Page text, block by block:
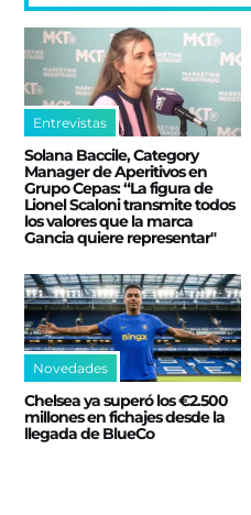
Entrevistas
Solana Baccile, Category
Manager de Aperitivos en
Grupo Cepas: “La figura de
Lionel Scaloni transmite todos
los valores que la marca
Gancia quiere representar"
Novedades
Chelsea ya superó los €2.500
millones en fichajes desde la
llegada de BlueCo